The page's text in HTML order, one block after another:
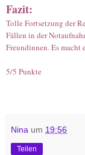
Fazit:
Tolle Fortsetzung der
Fällen in der
Freundinnen. Es macht
5/5 Punkte
Nina um 19:56
Teilen